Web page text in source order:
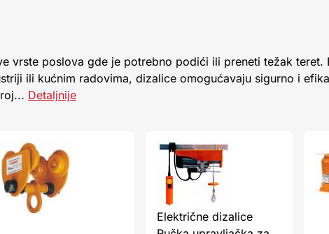
vrste poslova gde je potrebno podići ili preneti težak teret.
ili kućnim radovima, dizalice omogućavaju sigurno i
Detaljnije
Električne dizalice